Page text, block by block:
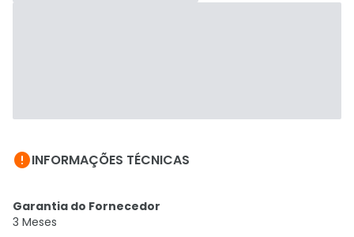
INFORMAÇÕES TÉCNICAS
Garantia do Fornecedor
3 Meses